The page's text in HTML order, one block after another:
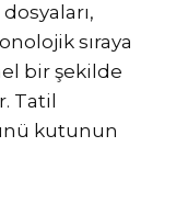
sıraya
bir şekilde
Tatil
kutunun